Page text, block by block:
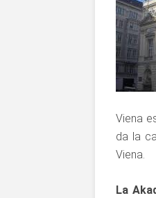
Viena
da la
Viena.
La